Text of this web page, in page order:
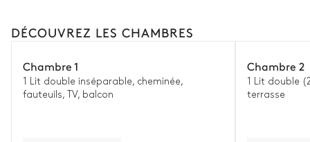
DÉCOUVREZ LES CHAMBRES
Chambre 1
1 Lit double inséparable, cheminée,
fauteuils, TV, balcon
Chambre 2
1 Lit double
terrasse